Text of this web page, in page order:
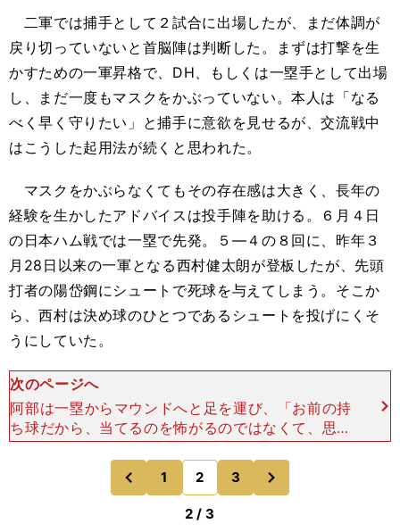
二軍では捕手として２試合に出場したが、まだ体調が
戻り切っていないと首脳陣は判断した。まずは打撃を生
かすための一軍昇格で、DH、もしくは一塁手として出場
し、まだ一度もマスクをかぶっていない。本人は「なる
べく早く守りたい」と捕手に意欲を見せるが、交流戦中
はこうした起用法が続くと思われた。
マスクをかぶらなくてもその存在感は大きく、長年の
経験を生かしたアドバイスは投手陣を助ける。６月４日
の日本ハム戦では一塁で先発。５―４の８回に、昨年３
月28日以来の一軍となる西村健太朗が登板したが、先頭
打者の陽岱鋼にシュートで死球を与えてしまう。そこか
ら、西村は決め球のひとつであるシュートを投げにくそ
うにしていた。
次のページへ
阿部は一塁からマウンドへと足を運び、「お前の持
ち球だから、当てるのを怖がるのではなくて、思い
切っていけ」と声を掛けた。落ち着きを取り戻した
西村は自らつくった無死満塁のピンチを空振り三
振、一ゴロ、見逃し
前
のページへ
1 2 3
2 / 3